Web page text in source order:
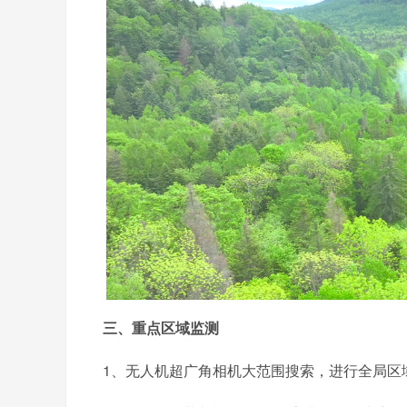
三、重点区域监测
1、无人机超广角相机大范围搜索，进行全局